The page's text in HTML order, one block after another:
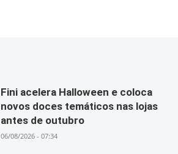
Fini acelera Halloween e coloca
novos doces temáticos nas lojas
antes de outubro
06/08/2026 - 07:34